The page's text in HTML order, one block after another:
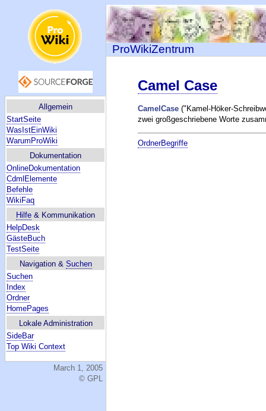
Allgemein
StartSeite
WasIstEinWiki
WarumProWiki
Dokumentation
OnlineDokumentation
CdmlElemente
Befehle
WikiFaq
Hilfe & Kommunikation
HelpDesk
GästeBuch
TestSeite
Navigation & Suchen
Suchen
Index
Ordner
HomePages
Lokale Administration
SideBar
Top Wiki Context
March 1, 2005
© GPL
ProWikiZentrum
Camel Case
CamelCase ("Kamel-Höker-
zwei großgeschriebene Worte
OrdnerBegriffe